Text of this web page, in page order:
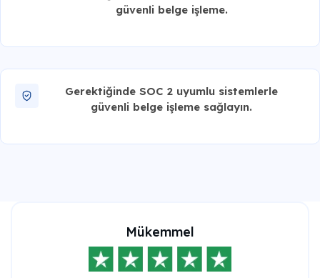
güvenli belge işleme.
Gerektiğinde SOC 2 uyumlu sistemlerle
güvenli belge işleme sağlayın.
Mükemmel